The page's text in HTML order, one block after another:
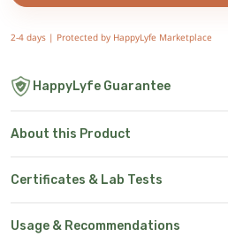
2-4 days | Protected by HappyLyfe Marketplace
HappyLyfe Guarantee
About this Product
Certificates & Lab Tests
Usage & Recommendations